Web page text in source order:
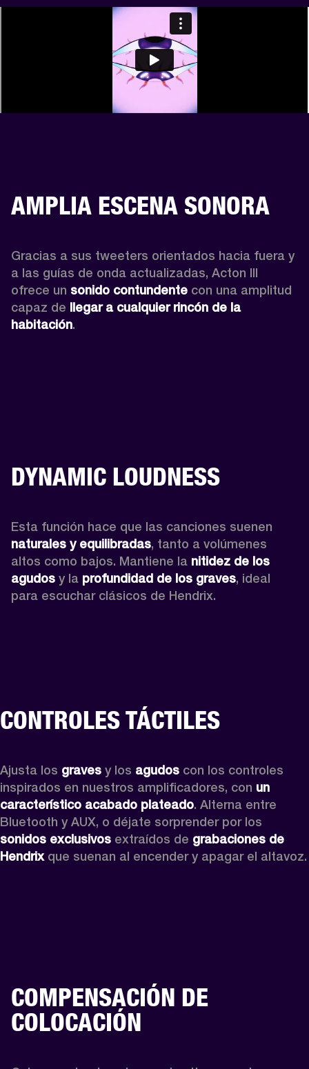
AMPLIA ESCENA SONORA
Gracias a sus tweeters orientados hacia fuera y
a las guías de onda actualizadas, Acton III
ofrece un sonido contundente con una amplitud
capaz de llegar a cualquier rincón de la
habitación.
DYNAMIC LOUDNESS
naturales y equilibradas, tanto a volúmenes
altos como bajos. Mantiene la nitidez de los
agudos y la profundidad de los graves, ideal
para escuchar clásicos de Hendrix.
CONTROLES TÁCTILES
Ajusta los graves y los agudos con los controles
inspirados en nuestros amplificadores, con un
característico acabado plateado. Alterna entre
sonidos exclusivos extraídos de grabaciones de
Hendrix que suenan al encender y apagar el altavoz.
COMPENSACIÓN DE
COLOCACIÓN